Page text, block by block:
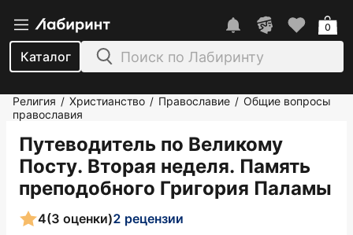
Каталог
0
Религия / Христианство / Православие / Общие вопросы
православия
Путеводитель по Великому
Посту. Вторая неделя. Память
преподобного Григория Паламы
4(3 оценки)2 рецензии